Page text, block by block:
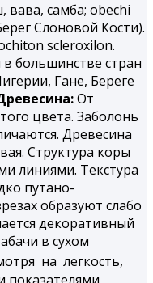
вава, самба; obechi
Слоновой Кости).
scleroxilon.
в большинстве стран
Гане, Береге
От
цвета. Заболонь
Древесина
Структура коры
линиями. Текстура
путано-
образуют слабо
декоративный
в сухом
на легкость,